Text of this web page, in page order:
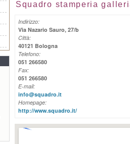
Squadro stamperia
Indirizzo:
Via Nazario Sauro, 27/b
Città:
40121 Bologna
Telefono:
051 266580
Fax:
051 266580
E-mail:
info@squadro.it
Homepage:
http://www.squadro.it/